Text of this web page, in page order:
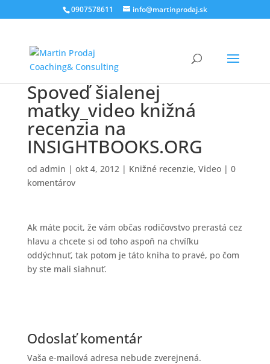
0907578611 info@martinprodaj.sk
Spoveď šialenej
matky_video knižná
recenzia na
INSIGHTBOOKS.ORG
od admin | okt 4, 2012| Knižné recenzie, Video| 0
komentárov
Ak máte pocit, že vám občas rodičovstvo prerastá cez
hlavu a chcete si od toho aspoň na chvíľku
oddýchnuť, tak potom je táto kniha to pravé, po čom
by ste mali siahnuť.
Odoslať komentár
Vaša e-mailová adresa nebude zverejnená.